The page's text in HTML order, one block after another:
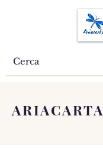
ARIACARTA